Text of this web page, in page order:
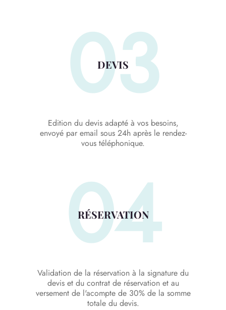
03
DEVIS
Edition du devis adapté à vos besoins,
envoyé par email sous 24h après le rendez-
vous téléphonique.
04
RÉSERVATION
Validation de la réservation à la signature du
devis et du contrat de réservation et au
versement de l'acompte de 30% de la somme
totale du devis.